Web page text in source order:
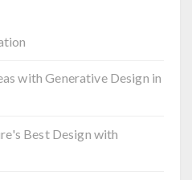
with Generative Design in
Best Design with